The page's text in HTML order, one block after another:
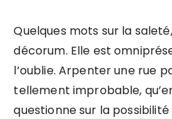
Quelques mots sur la
décorum. Elle est
l’oublie. Arpenter une rue
tellement improbable,
questionne sur la